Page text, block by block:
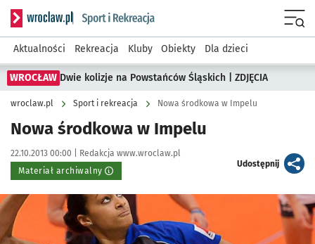
Serwis informacyjny wroclaw.pl podserwis: Sport i rekreacja
Aktualności Rekreacja Kluby Obiekty Dla dzieci
WROCŁAW Dwie kolizje na Powstańców Śląskich | ZDJĘCIA
wroclaw.pl Sport i rekreacja Nowa środkowa w Impelu
Nowa środkowa w Impelu
Data publikacji:
22.10.2013 00:00 | Autor:
Redakcja www.wroclaw.pl
Materiał archiwalny
Udostępnijartykuł
Kliknij, aby powiększyć